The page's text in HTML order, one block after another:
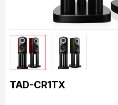
TAD-CR1TX